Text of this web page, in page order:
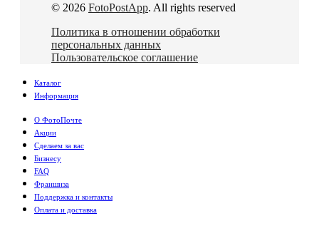
© 2026 FotoPostApp. All rights reserved
Политика в отношении обработки
персональных данных
Пользовательское соглашение
Каталог
Информация
О ФотоПочте
Акции
Сделаем за вас
Бизнесу
FAQ
Франшиза
Поддержка и контакты
Оплата и доставка